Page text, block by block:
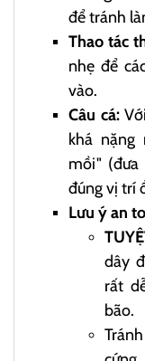
để tránh
Thao tác
nhẹ để
vào.
Câu cá:
khá nặng
mồi" (đưa
đúng vị trí
Lưu ý an
dây
rất
bão.